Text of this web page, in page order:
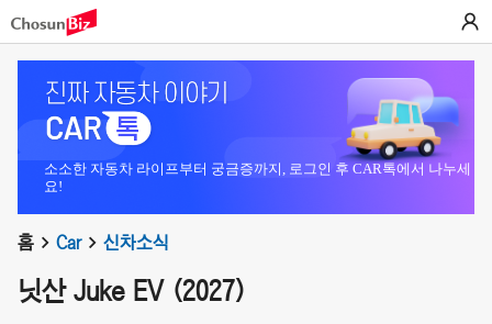
소소한 자동차 라이프부터 궁금증까지, 로그인 후 CAR톡에서 나누세
요!
홈 Car 신차소식
닛산 Juke EV (2027)